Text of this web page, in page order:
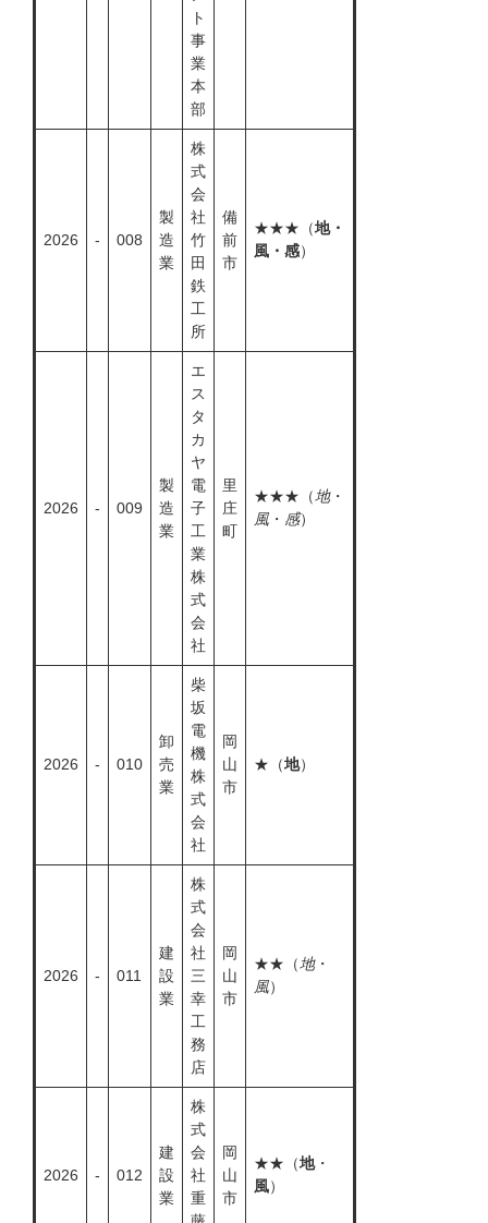
ト
事
業
本
部
2026 - 008
製
造
業
株
式
会
社
竹
田
鉄
工
所
備
前
市
★★★（地・
風・感）
2026 - 009
製
造
業
エ
ス
タ
カ
ヤ
電
子
工
業
株
式
会
社
里
庄
町
★★★（地・
風 ・ 感）
2026 - 010
卸
売
業
柴
坂
電
機
株
式
会
社
岡
山
市
★（地）
2026 - 011
建
設
業
株
式
会
社
三
幸
工
務
店
岡
山
市
★★（地・
風）
2026 - 012
建
設
業
株
式
会
社
重
岡
山
市
★★（地・
風）